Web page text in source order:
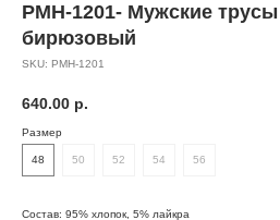
PMH-1201- Мужские
бирюзовый
SKU: PMH-1201
640.00 р.
Размер
48 50 52 54 56
Состав: 95% хлопок, 5% лайкра